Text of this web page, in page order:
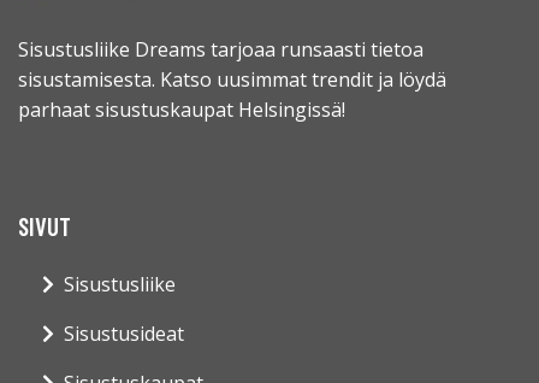
Sisustusliike Dreams tarjoaa runsaasti tietoa
sisustamisesta. Katso uusimmat trendit ja löydä
parhaat sisustuskaupat Helsingissä!
SIVUT
Sisustusliike
Sisustusideat